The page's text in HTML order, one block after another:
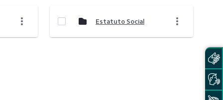
Estatuto Social